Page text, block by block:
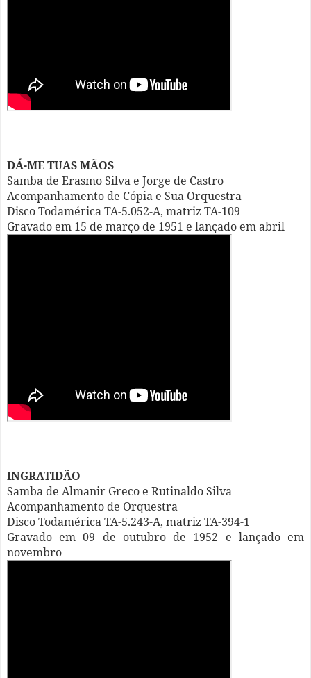
DÁ-ME TUAS MÃOS
Samba de Erasmo Silva e Jorge de Castro
Acompanhamento de Cópia e Sua Orquestra
Disco Todamérica TA-5.052-A, matriz TA-109
Gravado em 15 de março de 1951 e lançado em abril
INGRATIDÃO
Samba de Almanir Greco e Rutinaldo Silva
Acompanhamento de Orquestra
Disco Todamérica TA-5.243-A, matriz TA-394-1
Gravado em 09 de outubro de 1952 e lançado em
novembro